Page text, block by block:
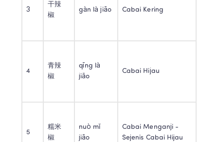
3
干辣
椒
gàn là jiāo Cabai Kering
4
青辣
椒
qīng là
jiāo
Cabai Hijau
5
糯米
椒
nuò mǐ
jiāo
Cabai Menganji -
Sejenis Cabai Hijau